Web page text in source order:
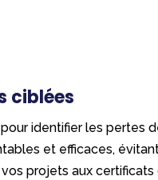
ciblées
identifier les pertes
et efficaces,
projets aux certificats